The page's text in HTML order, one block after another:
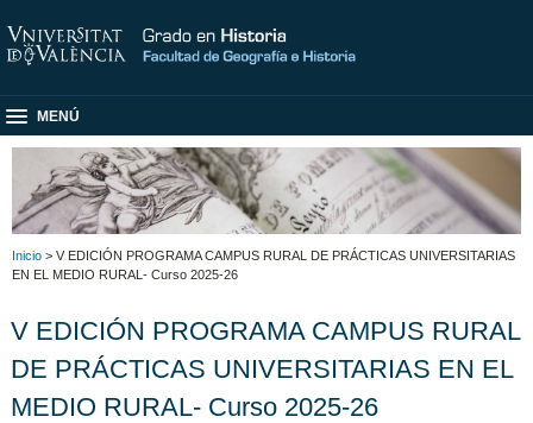
MENÚ
Inicio > V EDICIÓN PROGRAMA CAMPUS RURAL DE PRÁCTICAS UNIVERSITARIAS
EN EL MEDIO RURAL- Curso 2025-26
V EDICIÓN PROGRAMA CAMPUS RURAL
DE PRÁCTICAS UNIVERSITARIAS EN EL
MEDIO RURAL- Curso 2025-26